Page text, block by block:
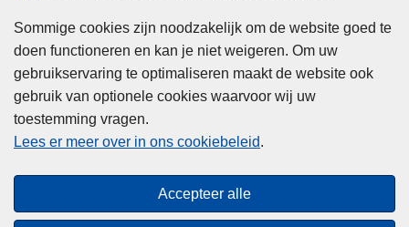
Sommige cookies zijn noodzakelijk om de website goed te
doen functioneren en kan je niet weigeren. Om uw
gebruikservaring te optimaliseren maakt de website ook
gebruik van optionele cookies waarvoor wij uw
toestemming vragen.
Lees er meer over in ons cookiebeleid.
Accepteer alle
Privacy
Cookies
Toegankelijkheid